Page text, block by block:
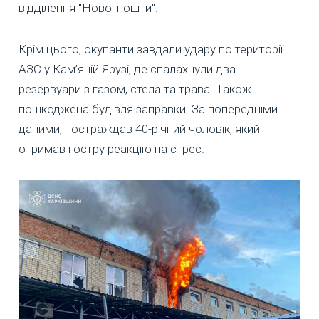
відділення "Нової пошти".
Крім цього, окупанти завдали удару по території
АЗС у Кам’яній Ярузі, де спалахнули два
резервуари з газом, стела та трава. Також
пошкоджена будівля заправки. За попередніми
даними, постраждав 40-річний чоловік, який
отримав гостру реакцію на стрес.